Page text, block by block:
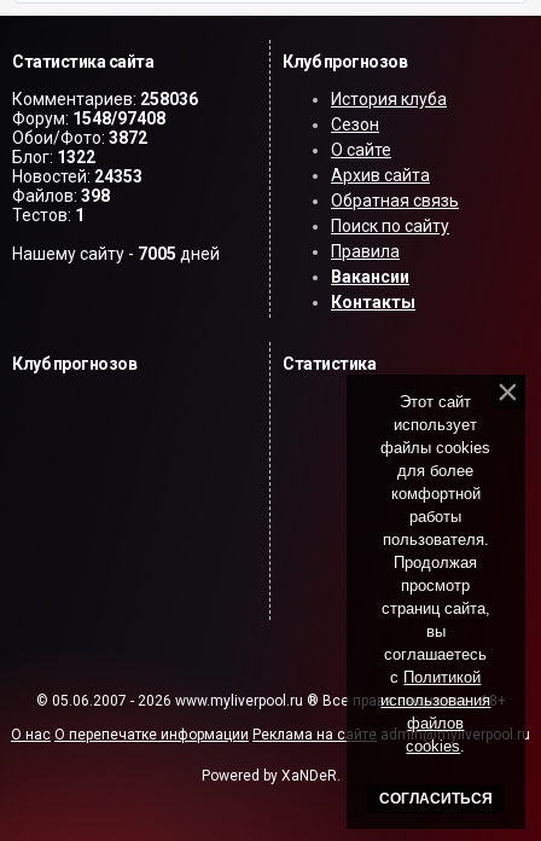
Статистика сайта
Комментариев: 258036
Форум: 1548/97408
Обои/Фото: 3872
Блог: 1322
Новостей: 24353
Файлов: 398
Тестов: 1
Нашему сайту - 7005 дней
Клуб прогнозов
История клуба
Сезон
О сайте
Архив сайта
Обратная связь
Поиск по сайту
Правила
Вакансии
Контакты
Клуб прогнозов Статистика
© 05.06.2007 - 2026 www.myliverpool.ru ® Все права защищены. 18+
О нас О перепечатке информации Реклама на сайте admin@myliverpool.ru
Powered by XaNDeR.
Этот сайт
использует
файлы cookies
для более
комфортной
работы
пользователя.
Продолжая
просмотр
страниц сайта,
вы
соглашаетесь
с Политикой
использования
файлов
cookies
СОГЛАСИТЬСЯ